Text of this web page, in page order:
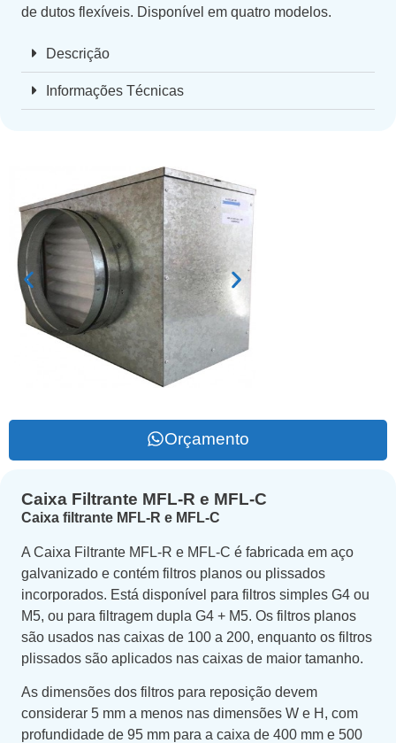
de dutos flexíveis. Disponível em quatro modelos.
Descrição
Informações Técnicas
Orçamento
Caixa Filtrante MFL-R e MFL-C
Caixa filtrante MFL-R e MFL-C
A Caixa Filtrante MFL-R e MFL-C é fabricada em aço
galvanizado e contém filtros planos ou plissados
incorporados. Está disponível para filtros simples G4 ou
M5, ou para filtragem dupla G4 + M5. Os filtros planos
são usados nas caixas de 100 a 200, enquanto os filtros
plissados são aplicados nas caixas de maior tamanho.
As dimensões dos filtros para reposição devem
considerar 5 mm a menos nas dimensões W e H, com
profundidade de 95 mm para a caixa de 400 mm e 500